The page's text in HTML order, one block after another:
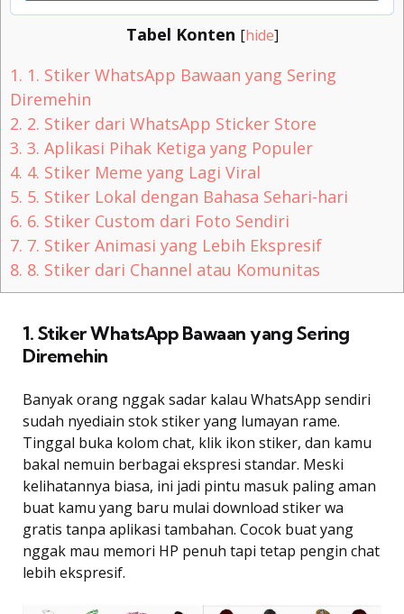
Tabel Konten [hide]
1. 1. Stiker WhatsApp Bawaan yang Sering
Diremehin
2. 2. Stiker dari WhatsApp Sticker Store
3. 3. Aplikasi Pihak Ketiga yang Populer
4. 4. Stiker Meme yang Lagi Viral
5. 5. Stiker Lokal dengan Bahasa Sehari-hari
6. 6. Stiker Custom dari Foto Sendiri
7. 7. Stiker Animasi yang Lebih Ekspresif
8. 8. Stiker dari Channel atau Komunitas
1. Stiker WhatsApp Bawaan yang Sering
Diremehin
Banyak orang nggak sadar kalau WhatsApp sendiri
sudah nyediain stok stiker yang lumayan rame.
Tinggal buka kolom chat, klik ikon stiker, dan kamu
bakal nemuin berbagai ekspresi standar. Meski
kelihatannya biasa, ini jadi pintu masuk paling aman
buat kamu yang baru mulai download stiker wa
gratis tanpa aplikasi tambahan. Cocok buat yang
nggak mau memori HP penuh tapi tetap pengin chat
lebih ekspresif.